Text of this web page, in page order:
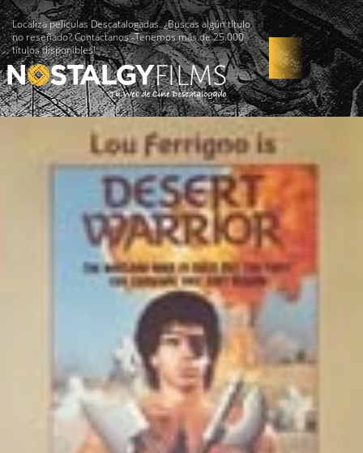
Localiza películas Descatalogadas. ¿Buscas algún título
no reseñado? Contáctanos -Tenemos más de 25.000
títulos disponibles!